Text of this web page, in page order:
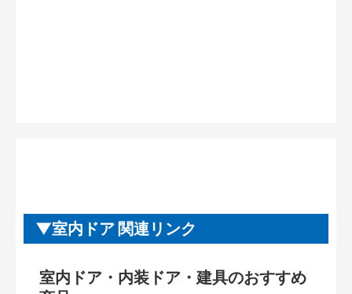
室内ドア 関連リンク
室内ドア・内装ドア・建具のおすすめ